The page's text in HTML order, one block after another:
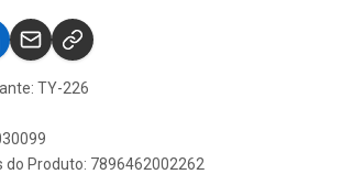
TY-226
do Produto: 7896462002262